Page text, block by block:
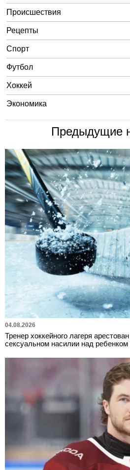
Происшествия
Рецепты
Спорт
Футбол
Хоккей
Экономика
Предыдущие
04.08.2026
Тренер хоккейного лагеря
сексуальном насилии над ребенком